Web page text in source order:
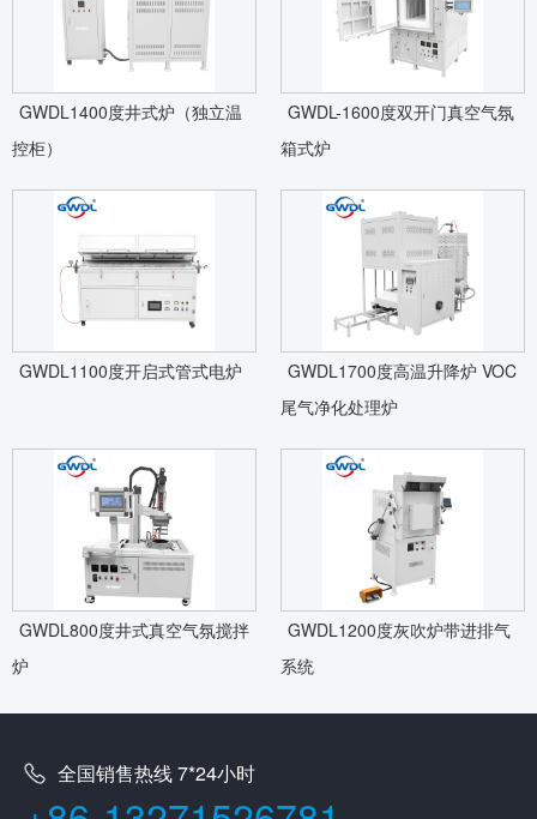
GWDL1400度井式炉（独立温
控柜）
GWDL-1600度双开门真空气氛
箱式炉
GWDL1100度开启式管式电炉
GWDL1700度高温升降炉 VOC
尾气净化处理炉
GWDL800度井式真空气氛搅拌
炉
GWDL1200度灰吹炉带进排气
系统
全国销售热线 7*24小时